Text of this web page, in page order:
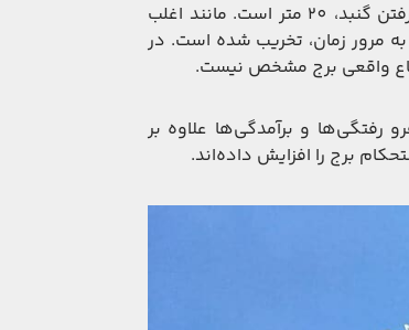
مساحت بنا حدود 48 متر مربع است و ارتفاع آن بدون در نظر گرفتن گنبد، 20 متر است. مانند اغلب
مرور زمان، تخریب شده است. در
واقعی برج مشخص نیست.
برآمدگی دارد. این فرو رفتگی‌ها و برآمدگی‌ها علاوه بر
برج را افزایش داده‌اند.